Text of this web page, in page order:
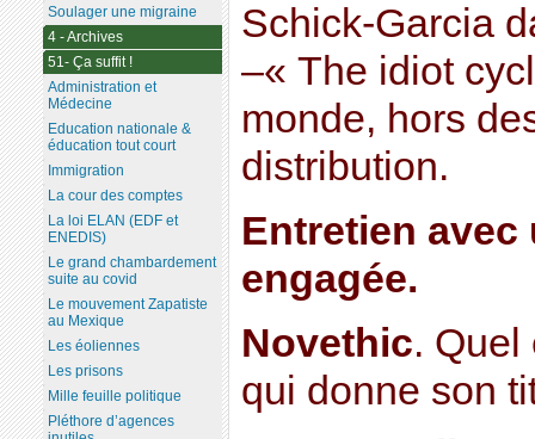
Schick-Garcia
–« The idiot
monde, hors
distribution.
Entretien avec
engagée.
Novethic. Quel
qui donne son
Soulager une migraine
4 - Archives
51- Ça suffit !
Administration et
Médecine
Education nationale &
éducation tout court
Immigration
La cour des comptes
La loi ELAN (EDF et
ENEDIS)
Le grand chambardement
suite au covid
Le mouvement Zapatiste
au Mexique
Les éoliennes
Les prisons
Mille feuille politique
Pléthore d’agences